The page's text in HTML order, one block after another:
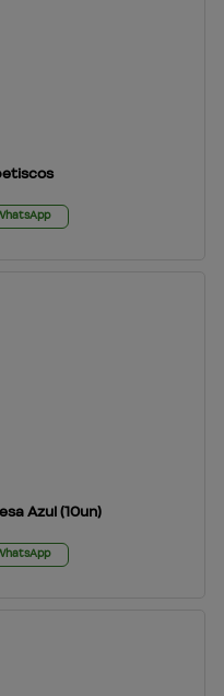
Azul (10un)